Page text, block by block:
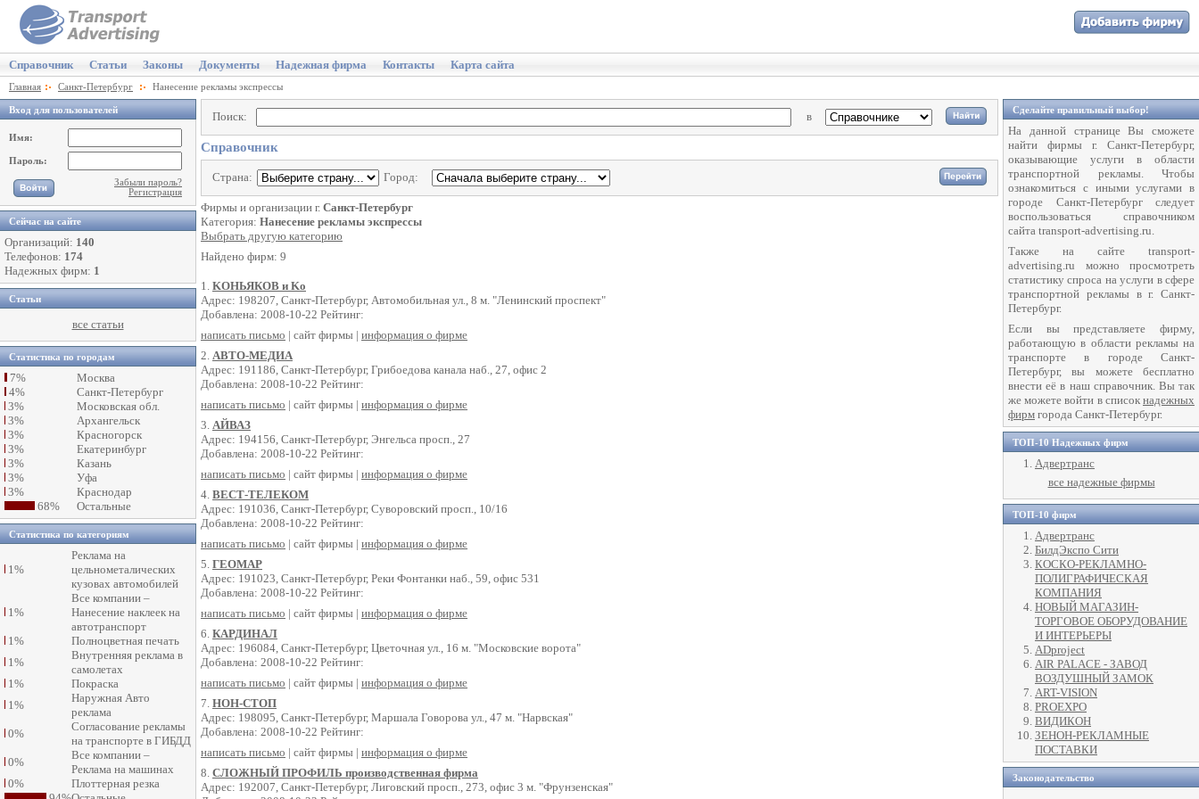
Справочник Статьи Законы Документы Надежная фирма Контакты Карта сайта
Главная Санкт-Петербург Нанесение рекламы экспрессы
Вход для пользователей
Имя:
Пароль:
Забыли пароль?
Регистрация
Сейчас на сайте
Организаций: 140
Телефонов: 174
Надежных фирм: 1
Статьи
все статьи
Статистика по городам
7%
Москва
4%
Санкт-Петербург
3%
Московская обл.
3%
Архангельск
3%
Красногорск
3%
Екатеринбург
3%
Казань
3%
Уфа
3%
Краснодар
68%
Остальные
Статистика по категориям
1%
Реклама на
цельнометалических
кузовах автомобилей
1%
Все компании –
Нанесение наклеек на
автотранспорт
1%
Полноцветная печать
1%
Внутренняя реклама в
самолетах
1%
Покраска
1%
Наружная Авто
реклама
0%
Согласование рекламы
на транспорте в ГИБДД
0%
Все компании –
Реклама на машинах
0%
Плоттерная резка
Поиск: в
Справочник
Страна: Город:
Фирмы и организации г. Санкт-Петербург
Категория: Нанесение рекламы экспрессы
Выбрать другую категорию
Найдено фирм: 9
1. KОНЬЯКОВ и Kо
Адрес: 198207, Санкт-Петербург, Автомобильная ул., 8 м. "Ленинский проспект"
Добавлена: 2008-10-22 Рейтинг:
написать письмо | сайт фирмы | информация о фирме
2. АВТО-МЕДИА
Адрес: 191186, Санкт-Петербург, Грибоедова канала наб., 27, офис 2
Добавлена: 2008-10-22 Рейтинг:
написать письмо | сайт фирмы | информация о фирме
3. АЙВАЗ
Адрес: 194156, Санкт-Петербург, Энгельса просп., 27
Добавлена: 2008-10-22 Рейтинг:
написать письмо | сайт фирмы | информация о фирме
4. ВЕСТ-ТЕЛЕКОМ
Адрес: 191036, Санкт-Петербург, Суворовский просп., 10/16
Добавлена: 2008-10-22 Рейтинг:
написать письмо | сайт фирмы | информация о фирме
5. ГЕОМАР
Адрес: 191023, Санкт-Петербург, Реки Фонтанки наб., 59, офис 531
Добавлена: 2008-10-22 Рейтинг:
написать письмо | сайт фирмы | информация о фирме
6. КАРДИНАЛ
Адрес: 196084, Санкт-Петербург, Цветочная ул., 16 м. "Московские ворота"
Добавлена: 2008-10-22 Рейтинг:
написать письмо | сайт фирмы | информация о фирме
7. НОН-СТОП
Адрес: 198095, Санкт-Петербург, Маршала Говорова ул., 47 м. "Нарвская"
Добавлена: 2008-10-22 Рейтинг:
написать письмо | сайт фирмы | информация о фирме
8. СЛОЖНЫЙ ПРОФИЛЬ производственная фирма
Адрес: 192007, Санкт-Петербург, Лиговский просп., 273, офис 3 м. "Фрунзенская"
Сделайте правильный выбор!
На данной странице Вы сможете
найти фирмы г. Санкт-Петербург,
оказывающие услуги в области
транспортной рекламы. Чтобы
ознакомиться с иными услугами в
городе Санкт-Петербург следует
воспользоваться справочником
сайта transport-advertising.ru.
Также на сайте transport-
advertising.ru можно просмотреть
статистику спроса на услуги в сфере
транспортной рекламы в г. Санкт-
Петербург.
Если вы представляете фирму,
работающую в области рекламы на
транспорте в городе Санкт-
Петербург, вы можете бесплатно
внести её в наш справочник. Вы так
же можете войти в список надежных
фирм города Санкт-Петербург.
ТОП-10 Надежных фирм
Адвертранс
все надежные фирмы
ТОП-10 фирм
Адвертранс
БилдЭкспо Сити
КОСКО-РЕКЛАМНО-
ПОЛИГРАФИЧЕСКАЯ
КОМПАНИЯ
НОВЫЙ МАГАЗИН-
ТОРГОВОЕ ОБОРУДОВАНИЕ
И ИНТЕРЬЕРЫ
ADproject
AIR PALACE - ЗАВОД
ВОЗДУШНЫЙ ЗАМОК
ART-VISION
PROEXPO
ВИДИКОН
ЗЕНОН-РЕКЛАМНЫЕ
ПОСТАВКИ
Законодательство